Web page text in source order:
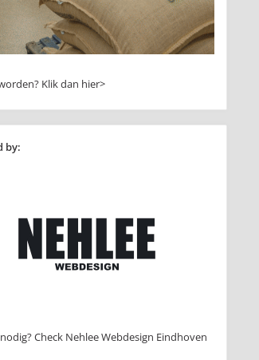
Klik dan hier>
by:
Check Nehlee Webdesign Eindhoven